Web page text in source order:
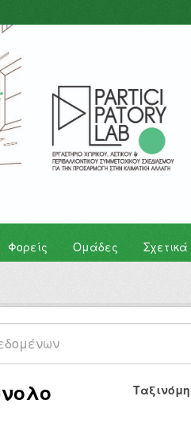
Φορείς Ομάδες Σχετικά